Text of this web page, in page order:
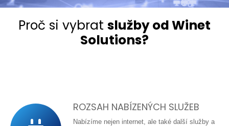
Proč si vybrat služby od Winet
Solutions?
ROZSAH NABÍZENÝCH SLUŽEB
Nabízíme nejen internet, ale také další služby a